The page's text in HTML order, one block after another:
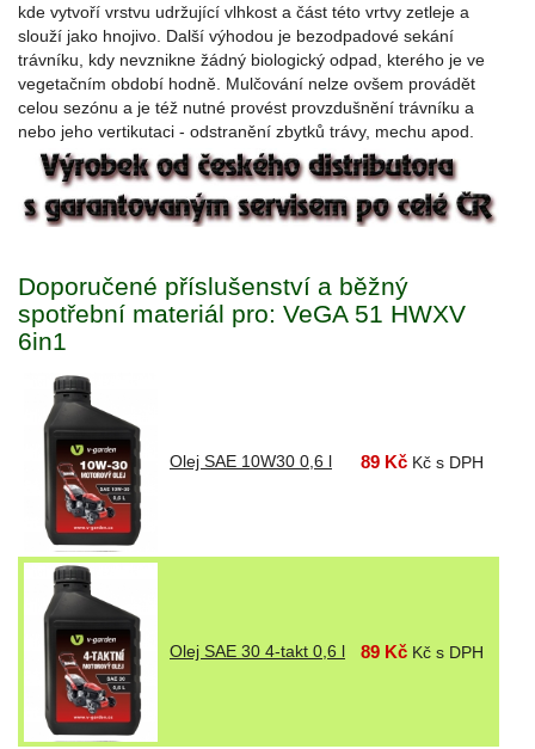
kde vytvoří vrstvu udržující vlhkost a část této vrtvy zetleje a
slouží jako hnojivo. Další výhodou je bezodpadové sekání
trávníku, kdy nevznikne žádný biologický odpad, kterého je ve
vegetačním období hodně. Mulčování nelze ovšem provádět
celou sezónu a je též nutné provést provzdušnění trávníku a
nebo jeho vertikutaci - odstranění zbytků trávy, mechu apod.
Doporučené příslušenství a běžný
spotřební materiál pro: VeGA 51 HWXV
6in1
Olej SAE 10W30 0,6 l 89 Kč Kč s DPH
Olej SAE 30 4-takt 0,6 l 89 Kč Kč s DPH